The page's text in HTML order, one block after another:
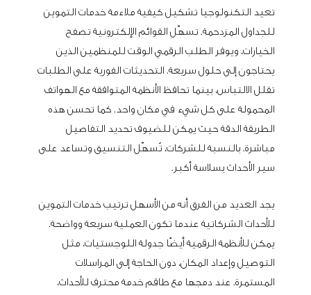
تعيد التكنولوجيا تشكيل كيفية ملاءمة خدمات التموين
للجداول المزدحمة. تسهّل القوائم الإلكترونية تصفح
الخيارات، ويوفر الطلب الرقمي الوقت للمنظمين الذين
يحتاجون إلى حلول سريعة. التحديثات الفورية على الطلبات
تقلل الالتباس، بينما تحافظ الأنظمة المتوافقة مع الهواتف
المحمولة على كل شيء في مكان واحد. كما تحسن هذه
الطريقة الدقة حيث يمكن للضيوف تحديد التفاصيل
مباشرة. بالنسبة للشركات، تُسهّل التنسيق وتساعد على
سير الأحداث بسلاسة أكبر.
يجد العديد من الفرق أنه من الأسهل ترتيب خدمات التموين
للأحداث الشركاتية عندما تكون العملية سريعة وواضحة.
يمكن للأنظمة الرقمية أيضًا جدولة اللوجستيات، مثل
التوصيل وإعداد المكان، دون الحاجة إلى المراسلات
المستمرة. عند دمجها مع طاقم خدمة محترف للأحداث،